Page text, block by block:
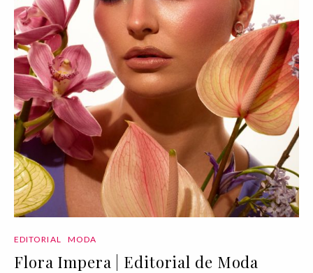
EDITORIAL MODA
Flora Impera | Editorial de Moda